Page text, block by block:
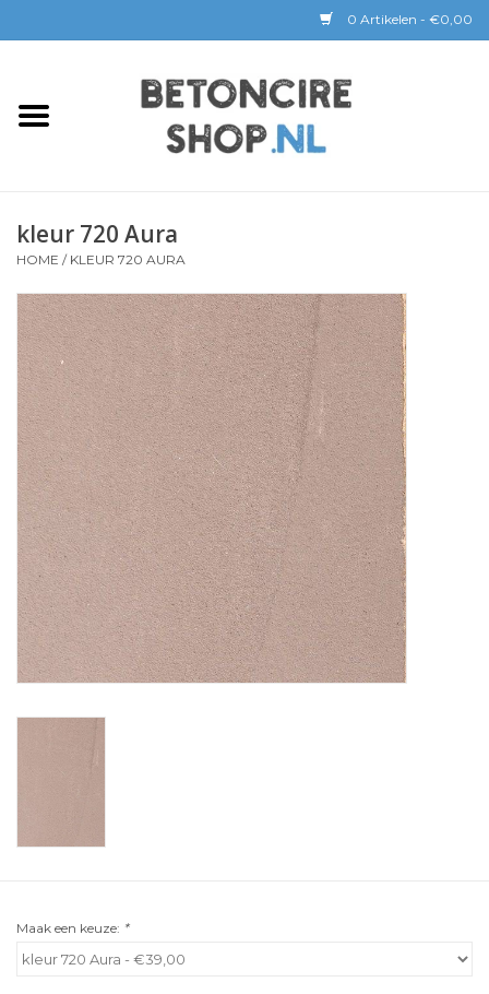
0 Artikelen - €0,00
Home
BaseBeton | Kant & Klaar
Sichtbeton
GEREEDSCHAP &
COATINGS
Verwerking
kleur 720 Aura
HOME / KLEUR 720 AURA
Maak een keuze: *